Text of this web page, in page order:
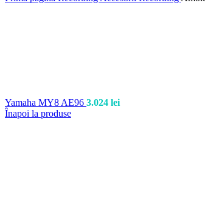
Yamaha MY8 AE96 3.024 lei
Înapoi la produse